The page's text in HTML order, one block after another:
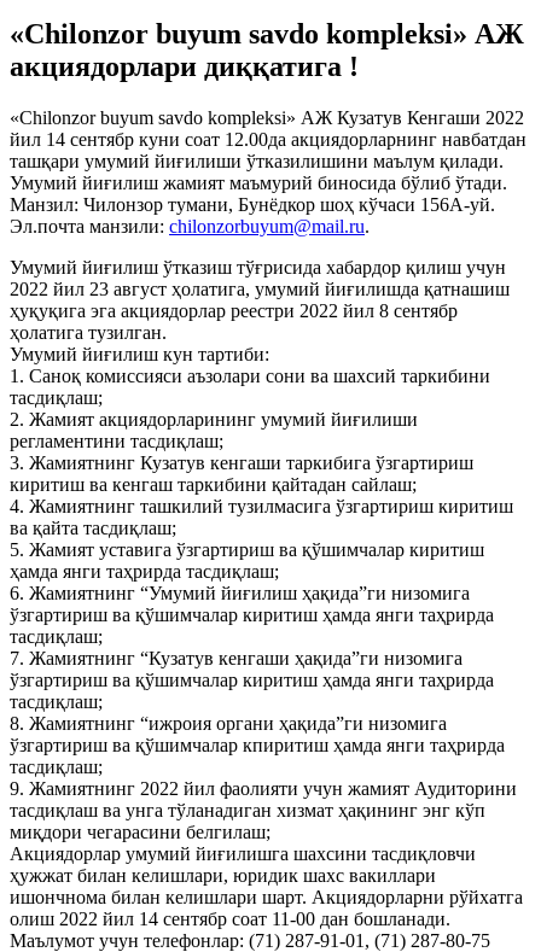
«Chilonzor buyum savdo komplеksi» АЖ
акциядорлари диққатига !
«Chilonzor buyum savdo komplеksi» АЖ Кузатув Кенгаши 2022
йил 14 сентябр куни соат 12.00да акциядорларнинг навбатдан
ташқари умумий йиғилиши ўтказилишини маълум қилади.
Умумий йиғилиш жамият маъмурий биносида бўлиб ўтади.
Манзил: Чилонзор тумани, Бунёдкор шоҳ кўчаси 156А-уй.
Эл.почта манзили: chilonzorbuyum@mail.ru.
Умумий йиғилиш ўтказиш тўғрисида хабардор қилиш учун
2022 йил 23 август ҳолатига, умумий йиғилишда қатнашиш
ҳуқуқига эга акциядорлар реестри 2022 йил 8 сентябр
ҳолатига тузилган.
Умумий йиғилиш кун тартиби:
1. Саноқ комиссияси аъзолари сони ва шахсий таркибини
тасдиқлаш;
2. Жамият акциядорларининг умумий йиғилиши
регламентини тасдиқлаш;
3. Жамиятнинг Кузатув кенгаши таркибига ўзгартириш
киритиш ва кенгаш таркибини қайтадан сайлаш;
4. Жамиятнинг ташкилий тузилмасига ўзгартириш киритиш
ва қайта тасдиқлаш;
5. Жамият уставига ўзгартириш ва қўшимчалар киритиш
ҳамда янги таҳрирда тасдиқлаш;
6. Жамиятнинг “Умумий йиғилиш ҳақида”ги низомига
ўзгартириш ва қўшимчалар киритиш ҳамда янги таҳрирда
тасдиқлаш;
7. Жамиятнинг “Кузатув кенгаши ҳақида”ги низомига
ўзгартириш ва қўшимчалар киритиш ҳамда янги таҳрирда
тасдиқлаш;
8. Жамиятнинг “ижроия органи ҳақида”ги низомига
ўзгартириш ва қўшимчалар кпиритиш ҳамда янги таҳрирда
тасдиқлаш;
9. Жамиятнинг 2022 йил фаолияти учун жамият Аудиторини
тасдиқлаш ва унга тўланадиган хизмат ҳақининг энг кўп
миқдори чегарасини белгилаш;
Акциядорлар умумий йиғилишга шахсини тасдиқловчи
ҳужжат билан келишлари, юридик шахс вакиллари
ишончнома билан келишлари шарт. Акциядорларни рўйхатга
олиш 2022 йил 14 сентябр соат 11-00 дан бошланади.
Маълумот учун телефонлар: (71) 287-91-01, (71) 287-80-75